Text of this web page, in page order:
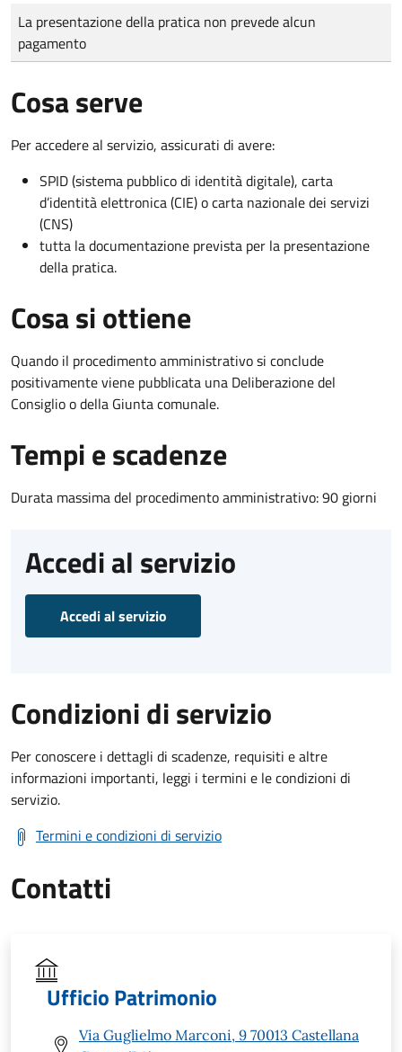
Tipo di pagamento
Importo
La presentazione della pratica non prevede alcun
pagamento
Cosa serve
Per accedere al servizio, assicurati di avere:
SPID (sistema pubblico di identità digitale), carta
d’identità elettronica (CIE) o carta nazionale dei servizi
(CNS)
tutta la documentazione prevista per la presentazione
della pratica.
Cosa si ottiene
Quando il procedimento amministrativo si conclude
positivamente viene pubblicata una Deliberazione del
Consiglio o della Giunta comunale.
Tempi e scadenze
Durata massima del procedimento amministrativo: 90 giorni
Accedi al servizio
Accedi al servizio
Condizioni di servizio
Per conoscere i dettagli di scadenze, requisiti e altre
informazioni importanti, leggi i termini e le condizioni di
servizio.
Termini e condizioni di servizio
Contatti
Ufficio Patrimonio
Via Guglielmo Marconi, 9 70013 Castellana